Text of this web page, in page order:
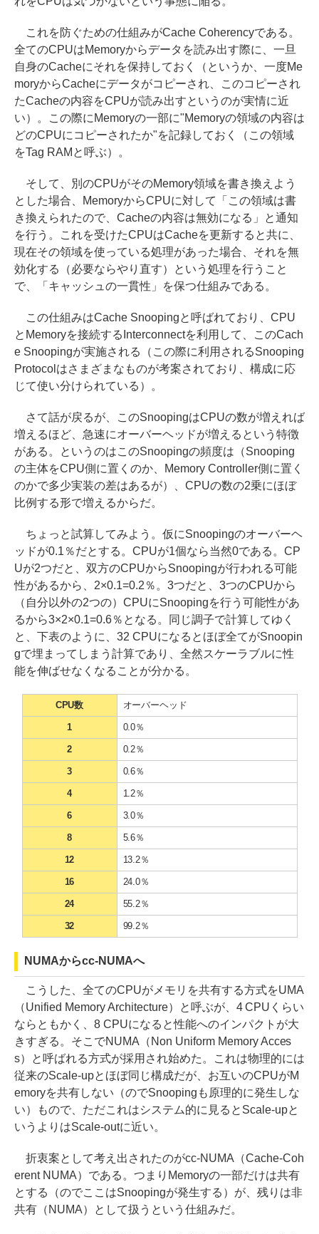
これを防ぐための仕組みがCache Coherencyである。
全てのCPUはMemoryからデータを読み出す際に、一旦
自身のCacheにそれを保持しておく（というか、一度Me
moryからCacheにデータがコピーされ、このコピーされ
たCacheの内容をCPUが読み出すというのが実情に近
い）。この際にMemoryの一部に"Memoryの領域の内容は
どのCPUにコピーされたか"を記録しておく（この領域
をTag RAMと呼ぶ）。
そして、別のCPUがそのMemory領域を書き換えよう
とした場合、MemoryからCPUに対して「この領域は書
き換えられたので、Cacheの内容は無効になる」と通知
を行う。これを受けたCPUはCacheを更新すると共に、
現在その領域を使っている処理があった場合、それを無
効化する（必要ならやり直す）という処理を行うこと
で、「キャッシュの一貫性」を保つ仕組みである。
この仕組みはCache Snoopingと呼ばれており、CPU
とMemoryを接続するInterconnectを利用して、このCach
e Snoopingが実施される（この際に利用されるSnooping
Protocolはさまざまなものが考案されており、構成に応
じて使い分けられている）。
さて話が戻るが、このSnoopingはCPUの数が増えれば
増えるほど、急速にオーバーヘッドが増えるという特徴
がある。というのはこのSnoopingの頻度は（Snooping
の主体をCPU側に置くのか、Memory Controller側に置く
のかで多少実装の差はあるが）、CPUの数の2乗にほぼ
比例する形で増えるからだ。
ちょっと試算してみよう。仮にSnoopingのオーバーヘ
ッドが0.1％だとする。CPUが1個なら当然0である。CP
Uが2つだと、双方のCPUからSnoopingが行われる可能
性があるから、2×0.1=0.2％。3つだと、3つのCPUから
（自分以外の2つの）CPUにSnoopingを行う可能性があ
るから3×2×0.1=0.6％となる。同じ調子で計算してゆく
と、下表のように、32 CPUになるとほぼ全てがSnoopin
gで埋まってしまう計算であり、全然スケーラブルに性
能を伸ばせなくなることが分かる。
CPU数 オーバーヘッド
1 0.0％
2 0.2％
3 0.6％
4 1.2％
6 3.0％
8 5.6％
12 13.2％
16 24.0％
24 55.2％
32 99.2％
NUMAからcc-NUMAへ
こうした、全てのCPUがメモリを共有する方式をUMA
（Unified Memory Architecture）と呼ぶが、4 CPUくらい
ならともかく、8 CPUになると性能へのインパクトが大
きすぎる。そこでNUMA（Non Uniform Memory Acces
s）と呼ばれる方式が採用され始めた。これは物理的には
従来のScale-upとほぼ同じ構成だが、お互いのCPUがM
emoryを共有しない（のでSnoopingも原理的に発生しな
い）もので、ただこれはシステム的に見るとScale-upと
いうよりはScale-outに近い。
折衷案として考え出されたのがcc-NUMA（Cache-Coh
erent NUMA）である。つまりMemoryの一部だけは共有
とする（のでここはSnoopingが発生する）が、残りは非
共有（NUMA）として扱うという仕組みだ。